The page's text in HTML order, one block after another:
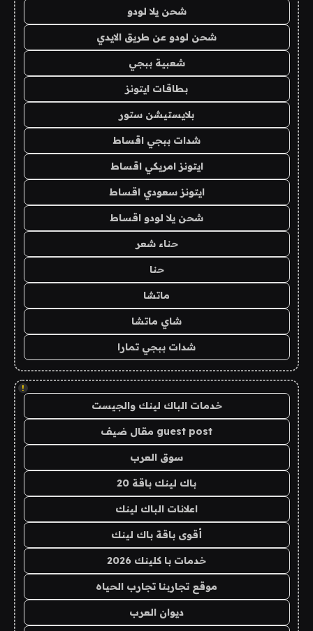
شحن يلا لودو
شحن لودو عن طريق الايدي
شعبية ببجي
بطاقات ايتونز
بلايستيشن ستور
شدات ببجي اقساط
ايتونز امريكي اقساط
ايتونز سعودي اقساط
شحن يلا لودو اقساط
حناء شعر
حنا
ماتشا
شاي ماتشا
شدات ببجي تمارا
!
خدمات الباك لينك والجيست
guest post مقال ضيف
سوق العرب
باك لينك باقة 20
اعلانات الباك لينك
أقوى باقة باك لينك
خدمات با كلينك 2026
موقع تجاربنا تجارب الحياه
ديوان العرب